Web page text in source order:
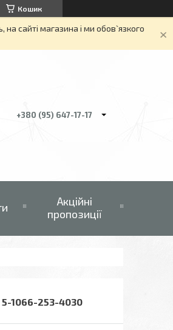
Кошик
сайті магазина і ми обов`язкого
+380 (95) 647-17-17
Акційні
пропозиції
1066-253-4030